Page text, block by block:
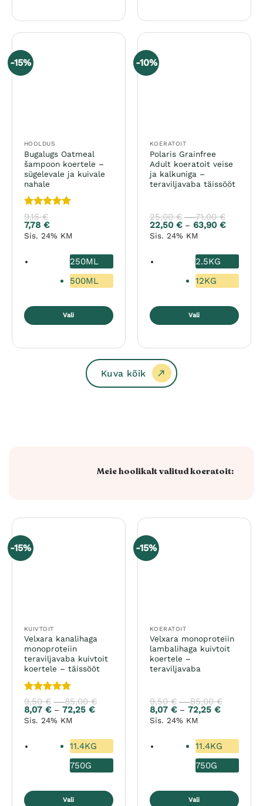
varianti.
Valikuid
saab
varianti.
Valikuid
saab
-15%
HOOLDUS
Bugalugs Oatmeal
šampoon koertele –
sügelevale ja kuivale
nahale
Hinnanguga
5/ 5
9,15€
7,78 €
Sis. 24% KM
250ML
500ML
Vali
-10%
KOERATOIT
Polaris Grainfree
Adult koeratoit veise
ja kalkuniga –
teraviljavaba täissööt
25,00€ – 71,00€
22,50 € – 63,90 €
Sis. 24% KM
2.5KG
12KG
Vali
mitu
varianti.
Kuva kõik
Meie hoolikalt valitud koeratoit:
-15%
KUIVTOIT
Velxara kanalihaga
monoproteiin
teraviljavaba kuivtoit
koertele – täissööt
Hinnanguga
5/ 5
9,50€ – 85,00€
Hinnavahemik:
8,07 € – 72,25 €Hinnavahemik:
Sis. 24% KM
11.4KG
750G
Vali
-15%
KOERATOIT
Velxara monoproteiin
lambalihaga kuivtoit
koertele –
teraviljavaba
9,50€ – 85,00€
8,07 € – 72,25 €
Sis. 24% KM
11.4KG
750G
Vali